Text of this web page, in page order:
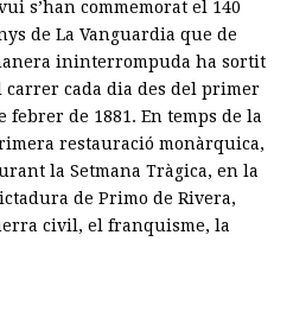
s’han commemorat el 140
de La Vanguardia que de
ininterrompuda ha sortit
carrer cada dia des del primer
febrer de 1881. En temps de la
restauració monàrquica,
la Setmana Tràgica, en la
de Primo de Rivera,
civil, el franquisme, la